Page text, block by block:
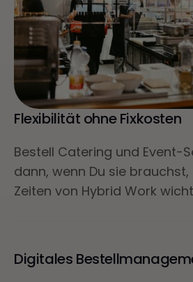
Flexibilität ohne Fixkosten
Bestell Catering und Event-
dann, wenn Du sie
Zeiten von Hybrid Work
Digitales